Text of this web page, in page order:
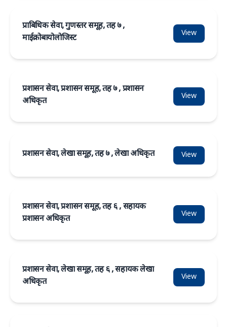
प्राबिधिक सेवा, गुणस्तर समूह, तह ७ ,
माईक्रोबायोलोजिस्ट
View
प्रशासन सेवा, प्रशासन समूह, तह ७ , प्रशासन
अधिकृत
View
प्रशासन सेवा, लेखा समूह, तह ७ , लेखा अधिकृत View
प्रशासन सेवा, प्रशासन समूह, तह ६ , सहायक
प्रशासन अधिकृत
View
प्रशासन सेवा, लेखा समूह, तह ६ , सहायक लेखा
अधिकृत
View